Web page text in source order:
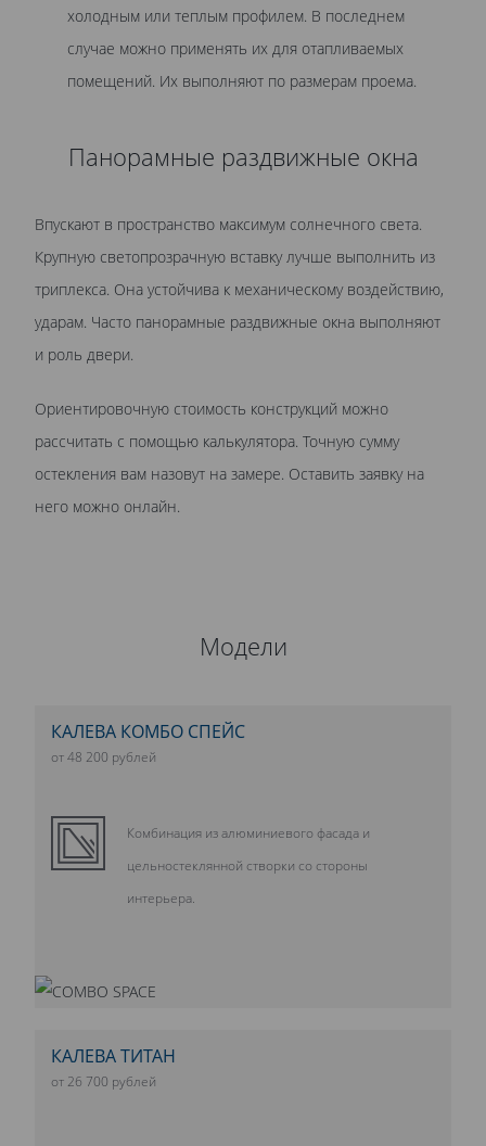
холодным или теплым профилем. В последнем
случае можно применять их для отапливаемых
помещений. Их выполняют по размерам проема.
Панорамные раздвижные окна
Впускают в пространство максимум солнечного света.
Крупную светопрозрачную вставку лучше выполнить из
триплекса. Она устойчива к механическому воздействию,
ударам. Часто панорамные раздвижные окна выполняют
и роль двери.
Ориентировочную стоимость конструкций можно
рассчитать с помощью калькулятора. Точную сумму
остекления вам назовут на замере. Оставить заявку на
него можно онлайн.
Модели
КАЛЕВА КОМБО СПЕЙС
от 48 200 рублей
Комбинация из алюминиевого фасада и
цельностеклянной створки со стороны
интерьера.
КАЛЕВА ТИТАН
от 26 700 рублей